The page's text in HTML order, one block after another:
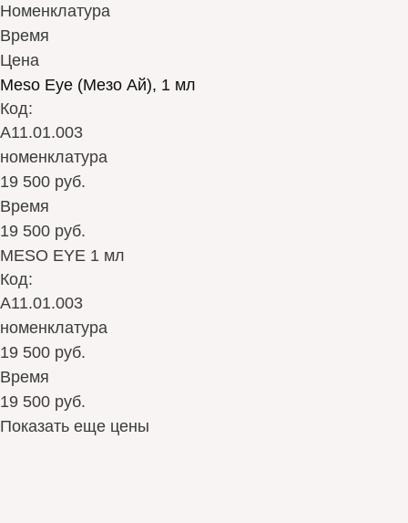
Номенклатура
Время
Цена
Meso Eye (Мезо Ай), 1 мл
Код:
А11.01.003
номенклатура
19 500 руб.
Время
19 500 руб.
MESO EYE 1 мл
Код:
А11.01.003
номенклатура
19 500 руб.
Время
19 500 руб.
Показать еще цены